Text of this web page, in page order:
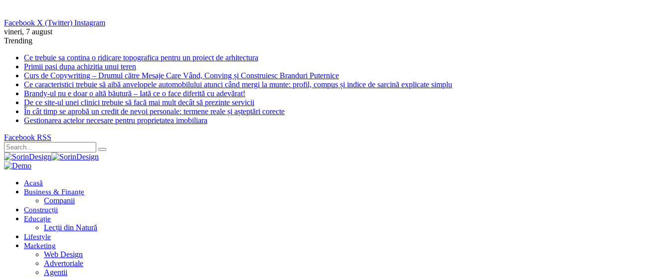
Facebook X (Twitter) Instagram
vineri, 7 august
Trending
Ce trebuie sa contina o ridicare topografica pentru un proiect de arhitectura
Primii pasi dupa achizitia unui teren
Curs de Copywriting – Drumul către Mesaje Care Vând, Conving și Construiesc Branduri Puternice
Ce caracteristici trebuie să aibă anvelopele automobilului atunci când mergi la munte: profil, compus și indice de sarcină explicate simplu
Brandy-ul nu e doar o altă băutură – Iată ce o face diferită cu adevărat!
De ce site-ul unei clinici trebuie să facă mai mult decât să prezinte servicii
În cât timp se aprobă un credit de nevoi personale: termene reale și așteptări corecte
Gestionarea actelor necesare pentru proprietatea imobiliara
Facebook RSS
Acasă
Business & Finanțe
Companii
Construcții
Educație
Lecții din Natură
Lifestyle
Marketing
Web Design
Advertoriale
Agentii